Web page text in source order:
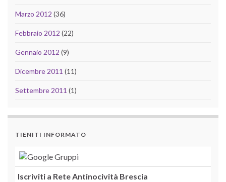
Marzo 2012 (36)
Febbraio 2012 (22)
Gennaio 2012 (9)
Dicembre 2011 (11)
Settembre 2011 (1)
TIENITI INFORMATO
Iscriviti a Rete Antinocività Brescia